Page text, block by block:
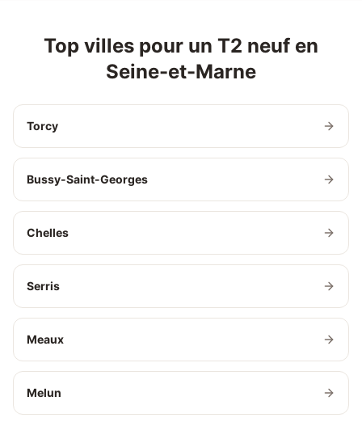
Top villes pour un T2 neuf en
Seine-et-Marne
Torcy
Bussy-Saint-Georges
Chelles
Serris
Meaux
Melun